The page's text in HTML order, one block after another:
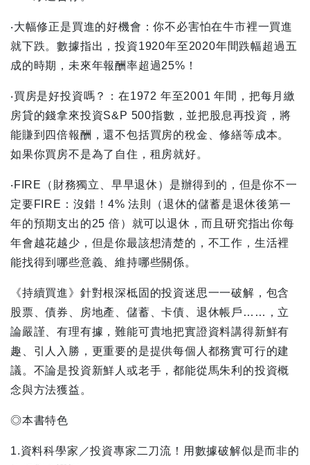
‧大幅修正是買進的好機會：你不必害怕在牛市裡一買進
就下跌。數據指出，投資1920年至2020年間跌幅超過五
成的時期，未來年報酬率超過25%！
‧買房是好投資嗎？：在1972 年至2001 年間，把每月繳
房貸的錢拿來投資S&P 500指數，並把股息再投資，將
能賺到四倍報酬，還不包括買房的稅金、修繕等成本。
如果你買房不是為了自住，租房就好。
‧FIRE（財務獨立、早早退休）是辦得到的，但是你不一
定要FIRE：沒錯！4% 法則（退休的儲蓄是退休後第一
年的預期支出的25 倍）就可以退休，而且研究指出你每
年會越花越少，但是你最該想清楚的，不工作，生活裡
能找得到哪些意義、維持哪些關係。
《持續買進》針對根深柢固的投資迷思一一破解，包含
股票、債券、房地產、儲蓄、卡債、退休帳戶……，立
論嚴謹、有理有據，難能可貴地把實證資料講得新鮮有
趣、引人入勝，更重要的是提供每個人都務實可行的建
議。不論是投資新鮮人或老手，都能從馬朱利的投資概
念與方法獲益。
◎本書特色
1.資料科學家／投資專家二刀流！用數據破解似是而非的